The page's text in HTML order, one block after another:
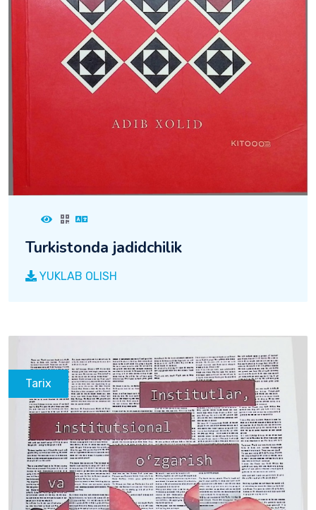
Turkistonda jadidchilik
YUKLAB OLISH
Tarix